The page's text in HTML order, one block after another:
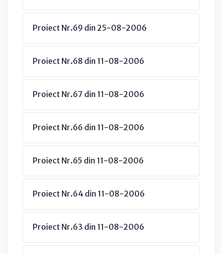
Proiect Nr.69 din 25-08-2006
Proiect Nr.68 din 11-08-2006
Proiect Nr.67 din 11-08-2006
Proiect Nr.66 din 11-08-2006
Proiect Nr.65 din 11-08-2006
Proiect Nr.64 din 11-08-2006
Proiect Nr.63 din 11-08-2006